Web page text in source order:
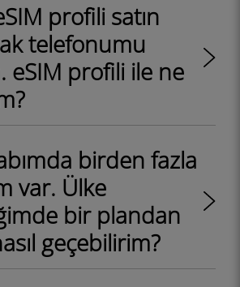
profili satın
telefonumu
eSIM profili ile ne
birden fazla
var. Ülke
bir plandan
geçebilirim?